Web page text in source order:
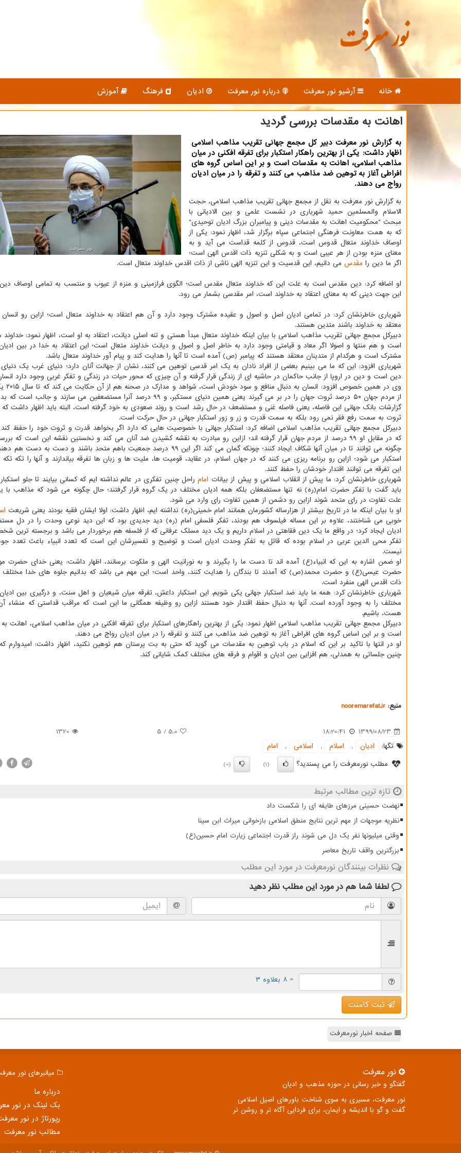
نور معرفت
خانه آرشیو نور معرفت درباره نور معرفت ادیان فرهنگ آموزش
اهانت به مقدسات بررسی گردید
به گزارش نور معرفت دبیر كل مجمع جهانی تقریب مذاهب اسلامی
اظهار داشت: یكی از بهترین راهكار استكبار برای تفرقه افكنی در میان
مذاهب اسلامی، اهانت به مقدسات است و بر این اساس گروه های
افراطی آغاز به توهین ضد مذاهب می كنند و تفرقه را در میان ادیان
رواج می دهند.
به گزارش نور معرفت به نقل از مجمع جهانی تقریب مذاهب اسلامی، حجت
الاسلام والمسلمین حمید شهریاری در نشست علمی و بین الادیانی با
مبحث "محکومیت اهانت به مقدسات دینی و پیامبران بزرگ ادیان توحیدی"
که به همت معاونت فرهنگی اجتماعی سپاه برگزار شد، اظهار نمود: یکی از
اوصاف خداوند متعال قدوس است، قدوس از کلمه قداست می آید و به
معنای منزه بودن از هر عیبی است و به شکلی تنزیه ذات اقدس الهی است؛
اگر ما دین را مقدس می دانیم، این قدسیت و این تنزیه الهی ناشی از ذات اقدس خداوند متعال است.
او اضافه کرد: دین مقدس است به علت این که خداوند متعال مقدس است؛ الگوی فرازمینی و منزه از عیوب و منتسب به تمامی اوصاف
این جهت دینی که به معنای اعتقاد به خداوند است، امر مقدسی بشمار می رود.
شهریاری خاطرنشان کرد: در تمامی ادیان اصل و اصول و عقیده مشترک وجود دارد و آن هم اعتقاد به خداوند متعال است؛ ازاین رو
معتقد به خداوند باشند متدین هستند.
دبیرکل مجمع جهانی تقریب مذاهب اسلامی با بیان اینکه خداوند متعال مبدأ هستی و تنه اصلی دیانت، اعتقاد به او است، اظهار نمود: خداوند
است و هم منتها و اصولا اگر معاد و قیامتی وجود دارد به خاطر اصل و اصول و دیانت خداوند متعال است؛ این اعتقاد به خدا در بین
مشترک است و هرکدام از متدینان معتقد هستند که پیامبر (ص) آمده است تا آنها را هدایت کند و پیام آور خداوند متعال باشد.
شهریاری افزود: این که ما می بینیم بعضی از افراد نادان به یک امر قدسی توهین می کنند، نشان از جهالت آنان دارد؛ دنیای غرب یک دنیای
دین است و دین در اروپا از جانب حاکمان در حاشیه ای از زندگی قرار گرفته و آن چیزی که محور حیات در زندگی و تفکر غربی وجود دارد
وی در همین خصوص
از مردم جهان ۵۰ درصد ثروت جهان را در بر می گیرند یعنی همین دنیای مستکبر، و ۹۹ درصد آنرا مستضعفین می سازند و
گزارشات بانک جهانی این فاصله، یعنی فاصله غنی و مستضعف در حال رشد است و روند صعودی به خود گرفته است، البته باید اظهار داشت که
ثروت به سمت رفع فقر نمی رود بلکه به سمت قدرت و زر و زور استکبار جهانی در حال حرکت است.
دبیرکل مجمع جهانی تقریب مذاهب اسلامی اضافه کرد: استکبار جهانی با خصوصیت هایی که دارد اگر بخواهد قدرت و ثروت خود را حفظ
که در مقابل او ۹۹ درصد از مردم جهان قرار گرفته اند؛ ازاین رو مبادرت به نقشه کشیدن ضد آنان می کند و نخستین نقشه این است که
چگونه می توانند تا در میان آنها شکاف ایجاد کنند؛ چونکه گمان می کند اگر این ۹۹ درصد جمعیت باهم متحد باشند و دست به
استکبار می شود؛ ازاین رو برنامه ریزی می کنند که در جهان اسلام، در عقاید، قومیت ها، ملیت ها و زبان ها تفرقه بیاندازند و آنها را تکه تکه
این تفرقه می توانند اقتدار خودشان را حفظ کنند.
شهریاری خاطرنشان کرد: ما پیش از انقلاب اسلامی و پیش از بیانات امامراحل چنین تفکری در عالم نداشته ایم که کسانی بیایند تا جلو استکبار
باید گفت با تفکر حضرت امام(ره) نه تنها مستضعفان بلکه همه ادیان مختلف در یک گروه قرار گرفتند؛ حال چگونه می شود که مذاهب با
علت تفاوت در رای متحد شوند ازاین رو دشمن از همین تفاوت رای وارد می شود.
او با بیان اینکه ما در تاریخ بیشتر از هزارساله کشورمان همانند امام خمینی(ره) نداشته ایم، اظهار داشت: اولا ایشان فقیه بودند یعنی شریعت
خوبی می شناختند، علاوه بر این مساله فیلسوف هم بودند، تفکر فلسفی امام (ره) دید جدیدی بود که این دید نوعی وحدت را در دل
ادیان ایجاد کرد؛ در واقع ما یک دین فقاهتی در اسلام داریم و یک دید مسلک عرفانی که از فلسفه هم برخوردار می باشد و برجسته ترین
تفکر محی الدین عربی در اسلام بوده که قائل به تفکر وحدت ادیان است و توضیح و تفسیرشان این است که تعدد انبیاء باعث تعدد
نیست.
او ضمن اشاره به این که انبیاء(ع) آمده اند تا دست ما را بگیرند و به نورانیت الهی و ملکوت برسانند، اظهار داشت: یعنی خدای حضرت
حضرت عیسی(ع) و حضرت محمد(ص) که آمدند تا بندگان را هدایت کنند، واحد است؛ این مهم می باشد که بدانیم جلوه های خدا مختلف
ذات اقدس الهی منفرد است.
شهریاری خاطرنشان کرد: همه ما باید ضد استکبار جهانی یکی شویم. این استکبار داعش، تفرقه میان شیعیان و اهل سنت، و درگیری بین
مختلف را به وجود آورده است. آنها به دنبال حفظ اقتدار خود هستند ازاین رو وظیفه همگانی ما این است که مراقب قداستی که منشاء
هست، باشیم.
دبیرکل مجمع جهانی تقریب مذاهب اسلامی اظهار نمود: یکی از بهترین راهکارهای استکبار برای تفرقه افکنی در میان مذاهب اسلامی، اهانت
است و بر این اساس گروه های افراطی آغاز به توهین ضد مذاهب می کنند و تفرقه را در میان ادیان رواج می دهند.
او در انتها با تاکید بر این که اسلام در باب توهین به مقدسات می گوید که حتی به بت پرستان هم توهین نکنید، اظهار داشت: امیدوارم که
چنین جلساتی به همدلی، هم افزایی بین ادیان و اقوام و فرقه های مختلف کمک شایانی کند.
منبع: nooremarefat.ir
1399/08/23
18:20:41
5.0
/
5
1320
تگها:
ادیان , اسلام , اسلامی ,
امام
مطلب نورمعرفت را می پسندید؟
(1)
(0)
تازه ترین مطالب مرتبط
نهضت حسینی مرزهای طایفه ای را شکست داد
نظریه موجهات از مهم ترین نتایج منطق اسلامی بازخوانی میراث ابن سینا
وقتی میلیونها نفر یک دل می شوند راز قدرت اجتماعی زیارت امام حسین(ع)
بزرگترین واقف تاریخ معاصر
نظرات بینندگان نورمعرفت در مورد این مطلب
لطفا شما هم در مورد این مطلب نظر دهید
= ۸ بعلاوه ۳
ثبت کامنت
صفحه اخبار نورمعرفت
نور معرفت
گفتگو و خبر رسانی در حوزه مذهب و ادیان
نور معرفت، مسیری به سوی شناخت باورهای اصیل اسلامی
گفت و گو با اندیشه و ایمان، برای فردایی آگاه تر و روشن تر
میانبرهای نور
درباره ما
بک لینک در نور
رپورتاژ در نور
مطالب نور معرفت